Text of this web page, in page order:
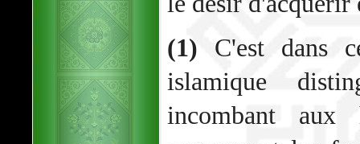
(1) C'est dans
islamique
incombant